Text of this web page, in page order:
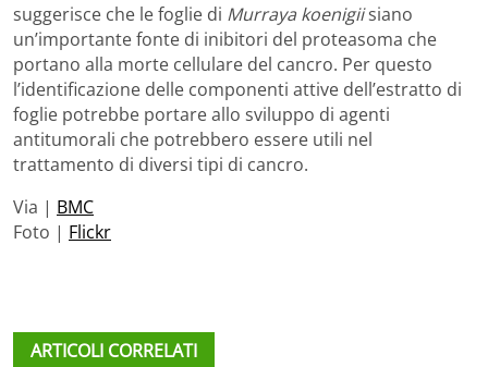
suggerisce che le foglie di Murraya koenigiisiano
un’importante fonte di inibitori del proteasoma che
portano alla morte cellulare del cancro. Per questo
l’identificazione delle componenti attive dell’estratto di
foglie potrebbe portare allo sviluppo di agenti
antitumorali che potrebbero essere utili nel
trattamento di diversi tipi di cancro.
Via | BMC
Foto | Flickr
ARTICOLI CORRELATI